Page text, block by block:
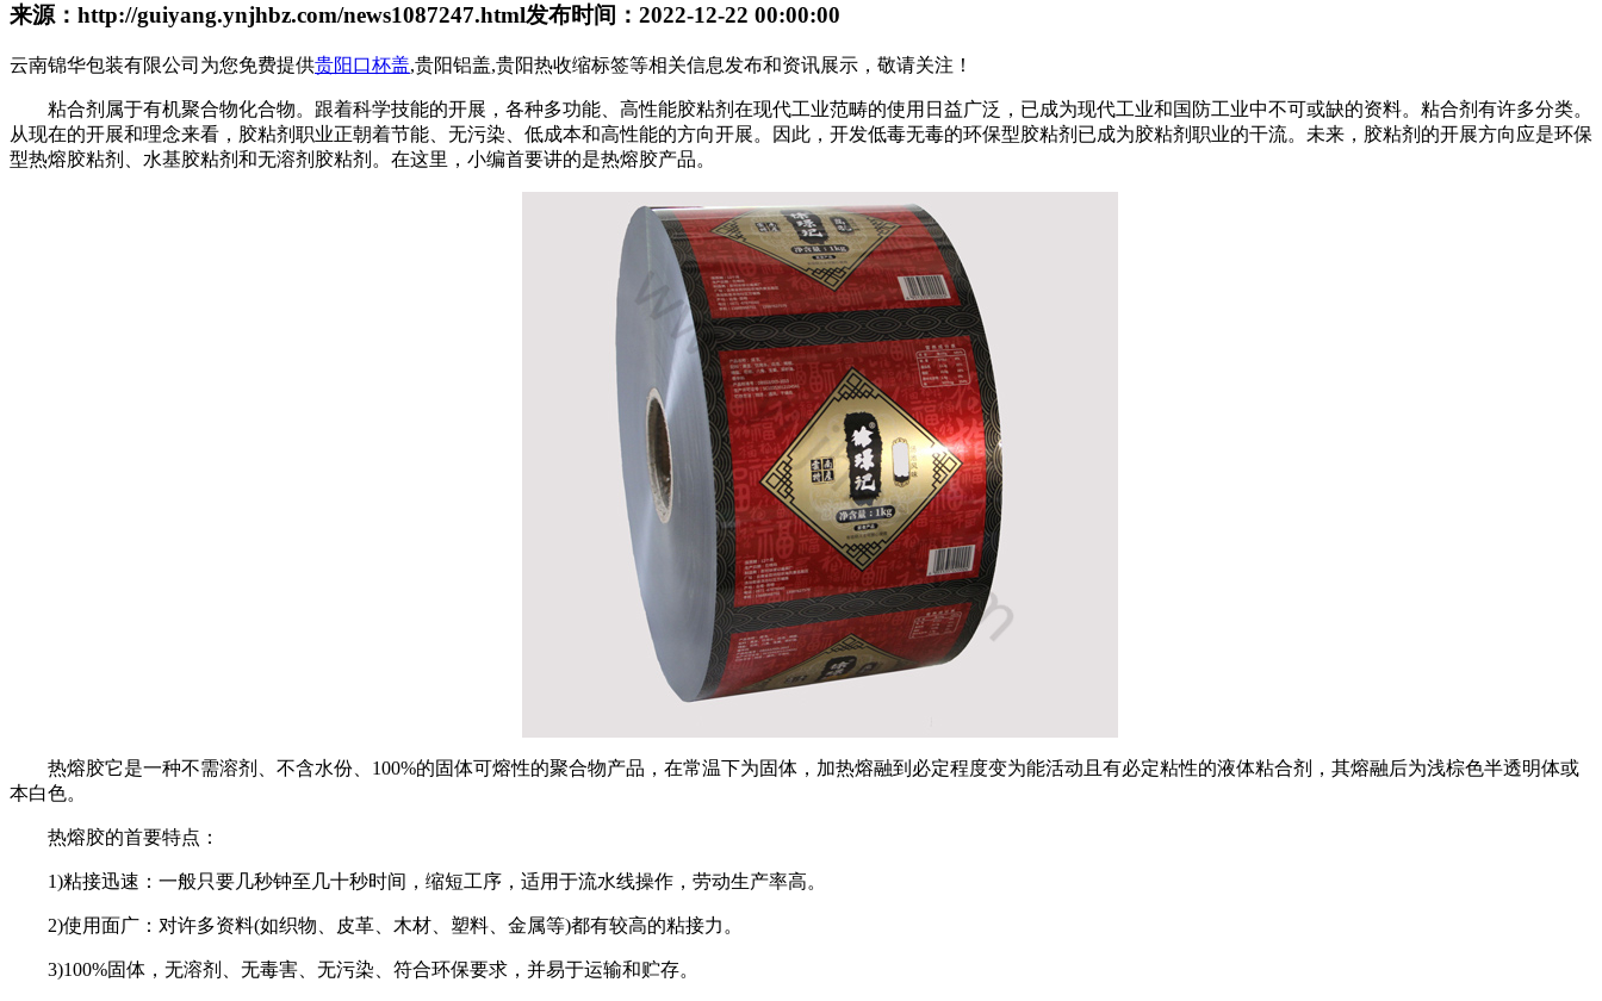
来源：http://guiyang.ynjhbz.com/news1087247.html发布时间：2022-12-22 00:00:00
云南锦华包装有限公司为您免费提供贵阳口杯盖,贵阳铝盖,贵阳热收缩标签等相关信息发布和资讯展示，敬请关注！
粘合剂属于有机聚合物化合物。跟着科学技能的开展，各种多功能、高性能胶粘剂在现代工业范畴的使用日益广泛，已成为现代工业和国防工业中不可或缺的资料。粘合剂有许多分类。
从现在的开展和理念来看，胶粘剂职业正朝着节能、无污染、低成本和高性能的方向开展。因此，开发低毒无毒的环保型胶粘剂已成为胶粘剂职业的干流。未来，胶粘剂的开展方向应是环保
型热熔胶粘剂、水基胶粘剂和无溶剂胶粘剂。在这里，小编首要讲的是热熔胶产品。
热熔胶它是一种不需溶剂、不含水份、100%的固体可熔性的聚合物产品，在常温下为固体，加热熔融到必定程度变为能活动且有必定粘性的液体粘合剂，其熔融后为浅棕色半透明体或
本白色。
热熔胶的首要特点：
1)粘接迅速：一般只要几秒钟至几十秒时间，缩短工序，适用于流水线操作，劳动生产率高。
2)使用面广：对许多资料(如织物、皮革、木材、塑料、金属等)都有较高的粘接力。
3)100%固体，无溶剂、无毒害、无污染、符合环保要求，并易于运输和贮存。